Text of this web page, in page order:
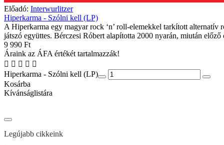
Előadó: Interwurlitzer
Hiperkarma - Szólni kell (LP)
A Hiperkarma egy magyar rock ‘n’ roll-elemekkel tarkított alternatív
játszó együttes. Bérczesi Róbert alapította 2000 nyarán, miután előző
9 990 Ft
Áraink az ÁFA értékét tartalmazzák!
Hiperkarma - Szólni kell (LP)
Kosárba
Kívánságlistára
Legújabb cikkeink